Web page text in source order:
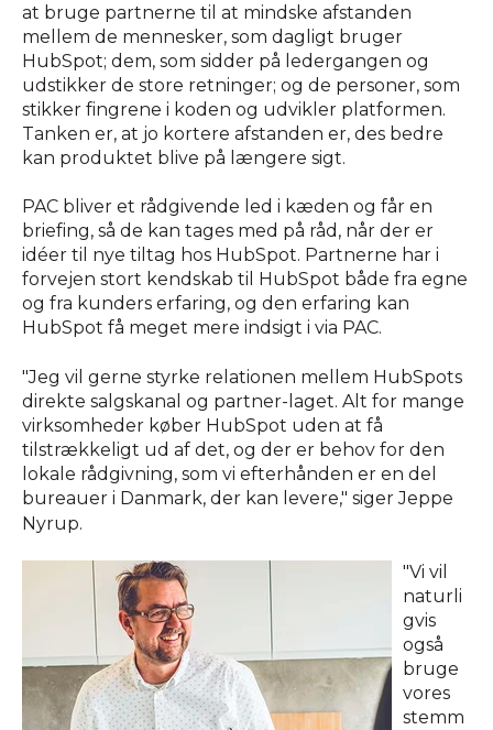
at bruge partnerne til at mindske afstanden
mellem de mennesker, som dagligt bruger
HubSpot; dem, som sidder på ledergangen og
udstikker de store retninger; og de personer, som
stikker fingrene i koden og udvikler platformen.
Tanken er, at jo kortere afstanden er, des bedre
kan produktet blive på længere sigt.
PAC bliver et rådgivende led i kæden og får en
briefing, så de kan tages med på råd, når der er
idéer til nye tiltag hos HubSpot. Partnerne har i
forvejen stort kendskab til HubSpot både fra egne
og fra kunders erfaring, og den erfaring kan
HubSpot få meget mere indsigt i via PAC.
"Jeg vil gerne styrke relationen mellem HubSpots
direkte salgskanal og partner-laget. Alt for mange
virksomheder køber HubSpot uden at få
tilstrækkeligt ud af det, og der er behov for den
lokale rådgivning, som vi efterhånden er en del
bureauer i Danmark, der kan levere," siger Jeppe
Nyrup.
"Vi vil
naturli
gvis
også
bruge
vores
stemm